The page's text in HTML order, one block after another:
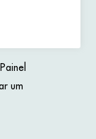
a
o
um